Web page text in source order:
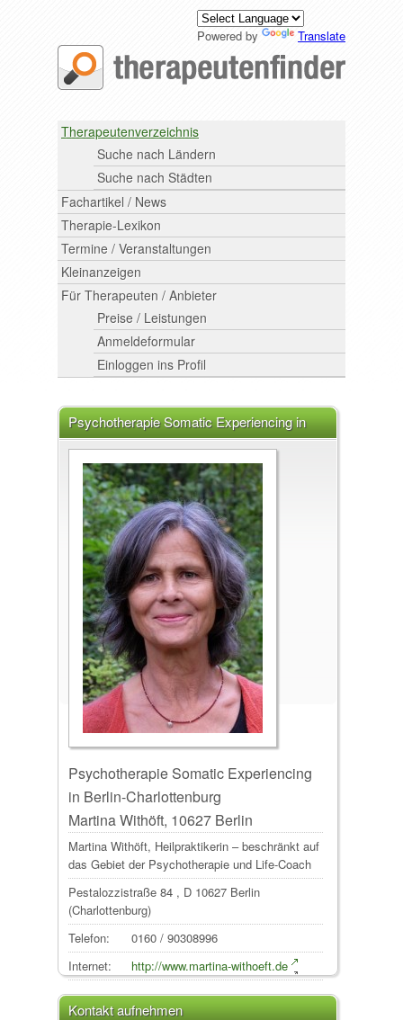
Powered by Translate
Therapeutenverzeichnis
Suche nach Ländern
Suche nach Städten
Fachartikel / News
Therapie-Lexikon
Termine / Veranstaltungen
Kleinanzeigen
Für Therapeuten / Anbieter
Preise / Leistungen
Anmeldeformular
Einloggen ins Profil
Psychotherapie Somatic Experiencing in
Berlin-Charlottenburg Martina Withöft, 10627
Berlin
Psychotherapie Somatic Experiencing
in Berlin-Charlottenburg
Martina Withöft, 10627 Berlin
Martina Withöft, Heilpraktikerin – beschränkt auf
das Gebiet der Psychotherapie und Life-Coach
Pestalozzistraße 84 , D 10627 Berlin
(Charlottenburg)
Telefon:
0160 / 90308996
Internet:
http://www.martina-withoeft.de
Kontakt aufnehmen